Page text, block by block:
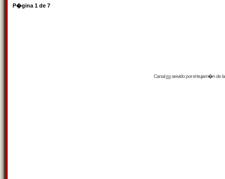
P�gina 1 de 7
Canalrssservido por eltrujam�nde